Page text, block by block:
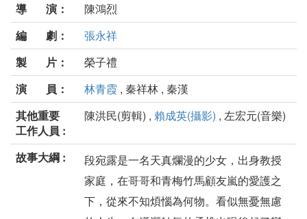
導 演：
陳鴻烈
編 劇：
張永祥
製 片：
榮子禮
演 員：
林青霞 , 秦祥林 , 秦漢
其他重要
工作人員 :
陳洪民(剪輯) , 賴成英(攝影) , 左宏元(音樂)
故事大綱 :
段宛露是一名天真爛漫的少女，出身教授
家庭，在哥哥和青梅竹馬顧友嵐的愛護之
下，從來不知煩惱為何物。看似無憂無慮